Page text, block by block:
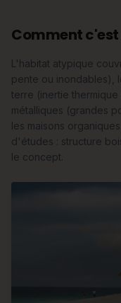
Comment
L'habitat atypique
pente ou inondables),
terre (inertie
métalliques (grandes
les maisons
d'études : structure
le concept.